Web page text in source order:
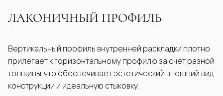
ЛАКОНИЧНЫЙ ПРОФИЛЬ
Вертикальный профиль внутренней раскладки плотно
прилегает к горизонтальному профилю за счёт разной
толщины, что обеспечивает эстетический внешний вид
конструкции и идеальную стыковку.